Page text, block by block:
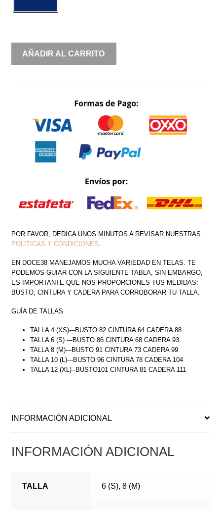
RENTA
OFF
CANTIDAD
AÑADIR AL CARRITO
POR FAVOR, DEDICA UNOS MINUTOS A REVISAR NUESTRAS
POLÍTICAS Y CONDICIONES
EN DOCE38 MANEJAMOS MUCHA VARIEDAD EN TELAS. TE
PODEMOS GUIAR CON LA SIGUIENTE TABLA, SIN EMBARGO,
ES IMPORTANTE QUE NOS PROPORCIONES TUS MEDIDAS:
BUSTO, CINTURA Y CADERA PARA CORROBORAR TU TALLA.
GUÍA DE TALLAS
TALLA 4 (XS)---BUSTO 82 CINTURA 64 CADERA 88
TALLA 6 (S) ---BUSTO 86 CINTURA 68 CADERA 93
TALLA 8 (M)---BUSTO 91 CINTURA 73 CADERA 99
TALLA 10 (L)---BUSTO 96 CINTURA 78 CADERA 104
TALLA 12 (XL)--BUSTO101 CINTURA 81 CADERA 111
INFORMACIÓN ADICIONAL
INFORMACIÓN ADICIONAL
TALLA 6 (S), 8 (M)